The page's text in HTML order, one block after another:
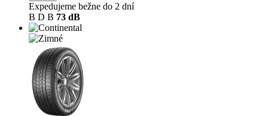
Expedujeme bežne do 2 dní
B D B 73 dB